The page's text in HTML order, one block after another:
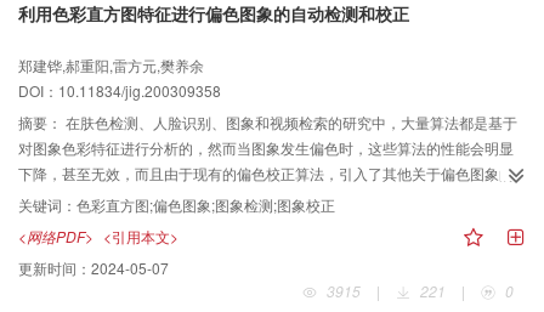
利用色彩直方图特征进行偏色图象的自动检测和校正
郑建铧,郝重阳,雷方元,樊养余
DOI：10.11834/jig.200309358
摘要： 在肤色检测、人脸识别、图象和视频检索的研究中，大量算法都是基于
对图象色彩特征进行分析的，然而当图象发生偏色时，这些算法的性能会明显
下降，甚至无效，而且由于现有的偏色校正算法，引入了其他关于偏色图象的
先验性信息，具有很大的使用局限性，为此，提出了一种在只给出偏色图象的
条件下，进行偏色检测和自动校正的算法．该算法首先获取并分析偏色图象在
RGB各通道内的直方图特征，然后参照这些特征检测偏色通道，并通过调整偏
色或非偏色通道强度分布来达到各个通道之间色彩平衡．实验表明，在较大程
度的偏色情况下，该算法校正恢复出的图象与原始无偏色图象能达到视觉上基
关键词： 色彩直方图;偏色图象;图象检测;图象校正
<网络PDF> <引用本文>
更新时间： 2024-05-07
3915
| 221 | 0